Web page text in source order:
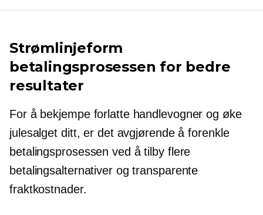
Strømlinjeform
betalingsprosessen for bedre
resultater
For å bekjempe forlatte handlevogner og øke
julesalget ditt, er det avgjørende å forenkle
betalingsprosessen ved å tilby flere
betalingsalternativer og transparente
fraktkostnader.